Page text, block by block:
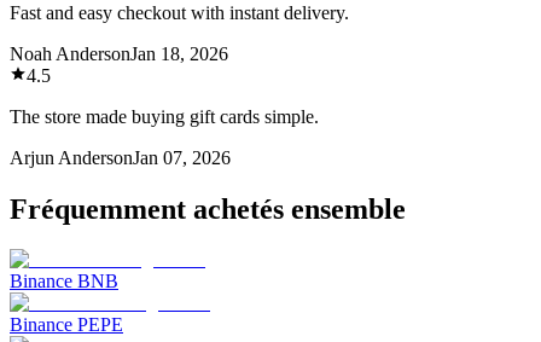
Fast and easy checkout with instant delivery.
Noah AndersonJan 18, 2026
4.5
The store made buying gift cards simple.
Arjun AndersonJan 07, 2026
Fréquemment achetés ensemble
Binance BNB
Binance PEPE